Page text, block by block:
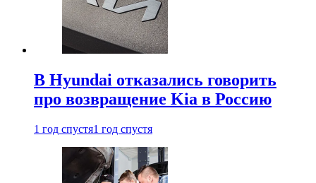
В Hyundai отказались говорить
про возвращение Kia в Россию
1 год спустя1 год спустя